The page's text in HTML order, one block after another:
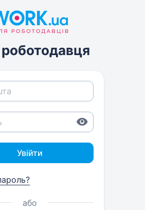
роботодавця
Увійти
або